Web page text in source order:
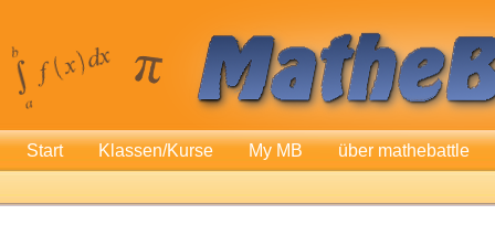
Start Klassen/Kurse My MB über mathebattle